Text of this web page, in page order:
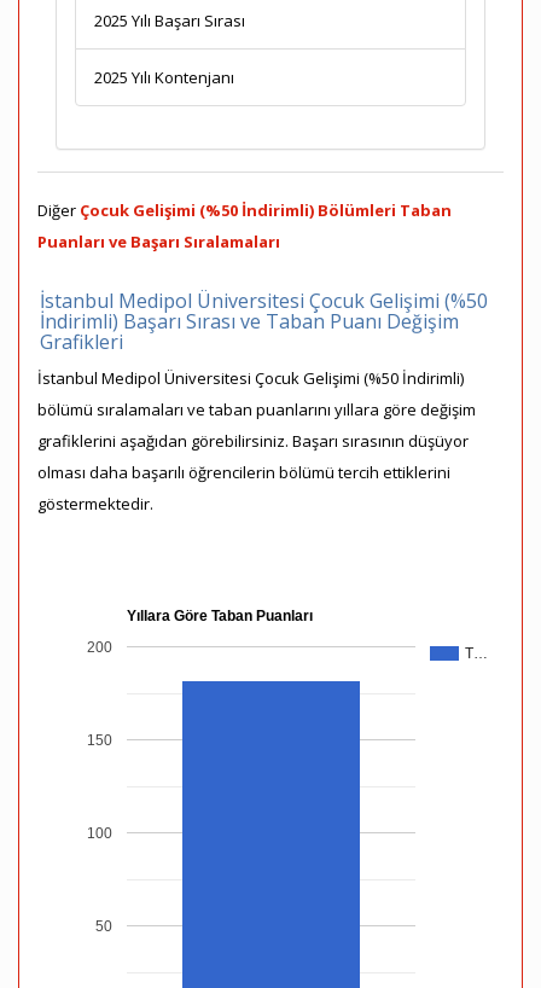
2025 Yılı Başarı Sırası
2025 Yılı Kontenjanı
Diğer Çocuk Gelişimi (%50 İndirimli) Bölümleri Taban
Puanları ve Başarı Sıralamaları
İstanbul Medipol Üniversitesi Çocuk Gelişimi (%50
İndirimli) Başarı Sırası ve Taban Puanı Değişim
Grafikleri
İstanbul Medipol Üniversitesi Çocuk Gelişimi (%50 İndirimli)
bölümü sıralamaları ve taban puanlarını yıllara göre değişim
grafiklerini aşağıdan görebilirsiniz. Başarı sırasının düşüyor
olması daha başarılı öğrencilerin bölümü tercih ettiklerini
göstermektedir.
Yıllara Göre Taban Puanları
T…
50
100
150
200